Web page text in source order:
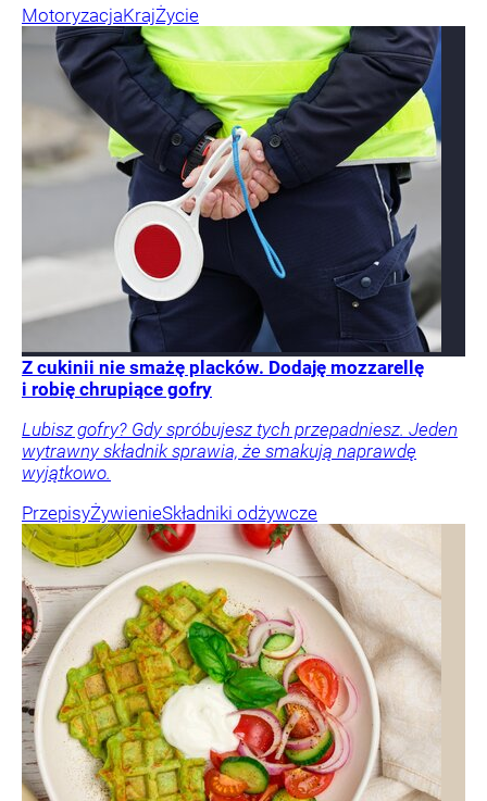
MotoryzacjaKrajŻycie
Z cukinii nie smażę placków. Dodaję mozzarellę
i robię chrupiące gofry
Lubisz gofry? Gdy spróbujesz tych przepadniesz. Jeden
wytrawny składnik sprawia, że smakują naprawdę
wyjątkowo.
PrzepisyŻywienieSkładniki odżywcze